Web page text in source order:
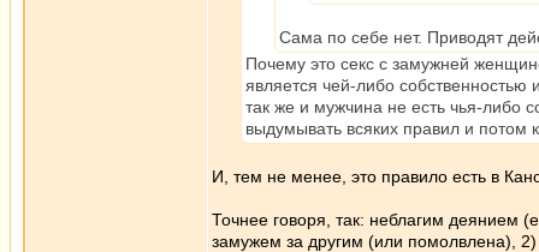
Сама по себе нет. Приводят
Почему это секс с замужней
является чей-либо
так же и мужчина не есть чья-либо
выдумывать всяких правил и потом
И, тем не менее, это правило есть в
Точнее говоря, так: неблагим деянием
замужем за другим (или помолвлена),